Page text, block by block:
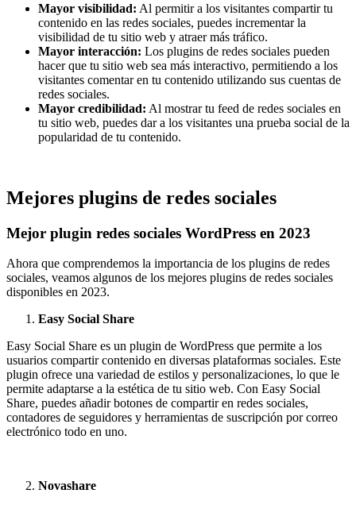
Mayor visibilidad: Al permitir a los visitantes compartir tu
contenido en las redes sociales, puedes incrementar la
visibilidad de tu sitio web y atraer más tráfico.
Mayor interacción: Los plugins de redes sociales pueden
hacer que tu sitio web sea más interactivo, permitiendo a los
visitantes comentar en tu contenido utilizando sus cuentas de
redes sociales.
Mayor credibilidad: Al mostrar tu feed de redes sociales en
tu sitio web, puedes dar a los visitantes una prueba social de la
popularidad de tu contenido.
Mejores plugins de redes sociales
Mejor plugin redes sociales WordPress en 2023
Ahora que comprendemos la importancia de los plugins de redes
sociales, veamos algunos de los mejores plugins de redes sociales
disponibles en 2023.
Easy Social Share
Easy Social Share es un plugin de WordPress que permite a los
usuarios compartir contenido en diversas plataformas sociales. Este
plugin ofrece una variedad de estilos y personalizaciones, lo que le
permite adaptarse a la estética de tu sitio web. Con Easy Social
Share, puedes añadir botones de compartir en redes sociales,
contadores de seguidores y herramientas de suscripción por correo
electrónico todo en uno.
Novashare